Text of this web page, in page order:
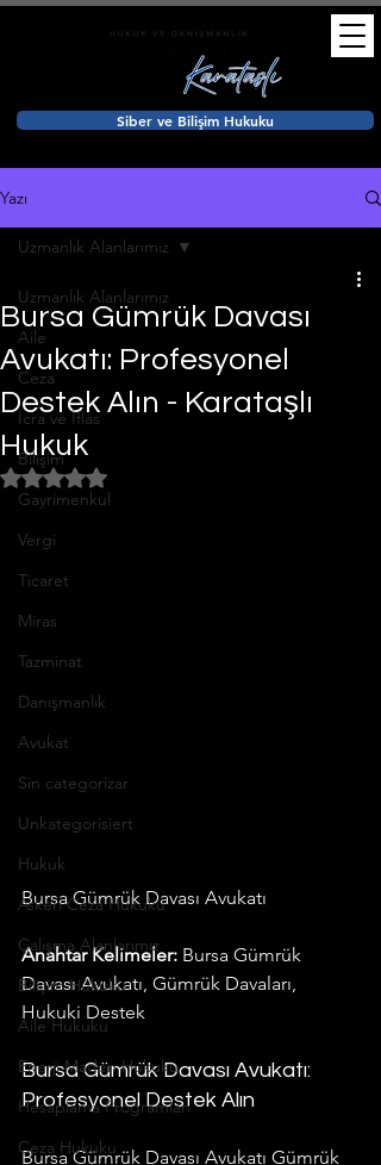
Siber ve Bilişim Hukuku
Yazı
Uzmanlık Alanlarımız
Aile
Ceza
İcra ve İflas
Bilişim
Gayrimenkul
Vergi
Ticaret
Miras
Tazminat
Danışmanlık
Avukat
Sin categorizar
Unkategorisiert
Hukuk
Askeri Ceza Hukuku
Çalışma Alanlarımız
Bilişim Hukuku
Aile Hukuku
Enerji Maden Hukuku
Hesaplama Programları
Ceza Hukuku
Uzmanlık Alanlarımız
Bursa Gümrük Davası
Avukatı: Profesyonel
Destek Alın - Karataşlı
Hukuk
5 üzerinden NaN yıldız
Bursa Gümrük Davası Avukatı
Anahtar Kelimeler: Bursa Gümrük
Davası Avukatı, Gümrük Davaları,
Hukuki Destek
Bursa Gümrük Davası Avukatı:
Profesyonel Destek Alın
Bursa Gümrük Davası Avukatı Gümrük